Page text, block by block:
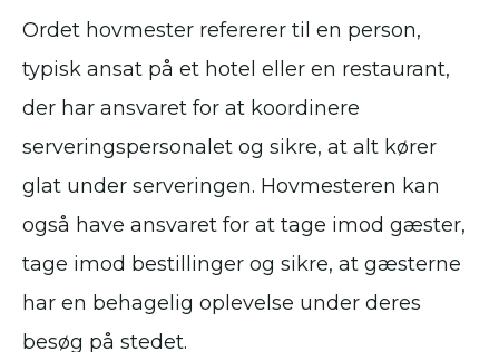
Ordet hovmester refererer til en person,
typisk ansat på et hotel eller en restaurant,
der har ansvaret for at koordinere
serveringspersonalet og sikre, at alt kører
glat under serveringen. Hovmesteren kan
også have ansvaret for at tage imod gæster,
tage imod bestillinger og sikre, at gæsterne
har en behagelig oplevelse under deres
besøg på stedet.